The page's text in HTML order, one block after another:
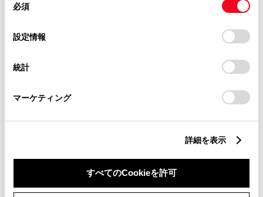
デバイスにすべてのCookie(クッキー)が保存されることに同
意したことになります。Cookie(クッキー)のオプトアウト、
設定の変更、同意を撤回したりするにあたっては、当社の
「Cookie（クッキー）情報の取り扱いについて
」をご覧くだ
必須
設定情報
統計
マーケティング
詳細を表示
すべてのCookieを許可
1260kg
装備・オプション